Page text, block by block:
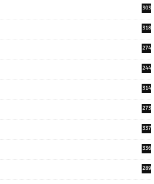
303
318
274
244
314
273
337
336
289